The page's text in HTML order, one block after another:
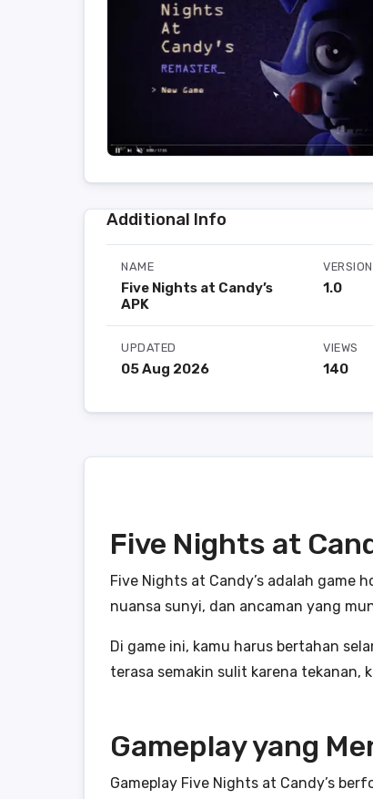
Additional Info
NAME
Five Nights at Candy’s
APK
VERSION
1.0
UPDATED
05 Aug 2026
VIEWS
140
Five Nights at
Five Nights at Candy’s adalah game
nuansa sunyi, dan ancaman yang
Di game ini, kamu harus bertahan
terasa semakin sulit karena tekanan,
Gameplay yang
Gameplay Five Nights at Candy’s